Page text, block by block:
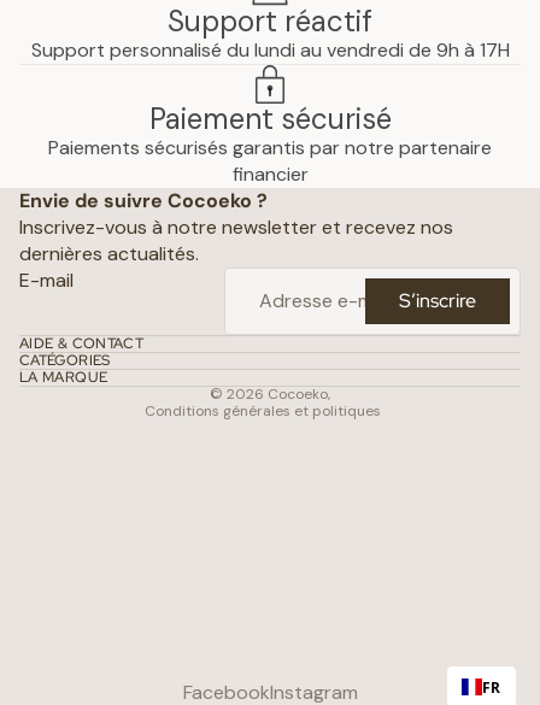
Support réactif
Support personnalisé du lundi au vendredi de 9h à 17H
Paiement sécurisé
Paiements sécurisés garantis par notre partenaire
financier
Envie de suivre Cocoeko ?
Inscrivez-vous à notre newsletter et recevez nos
dernières actualités.
E-mail
S’inscrire
AIDE & CONTACT
CATÉGORIES
LA MARQUE
© 2026 Cocoeko,
Conditions générales et politiques
Mentions légales
Conditions générales de vente
Coordonnées
Conditions d’utilisation
FacebookInstagram FR